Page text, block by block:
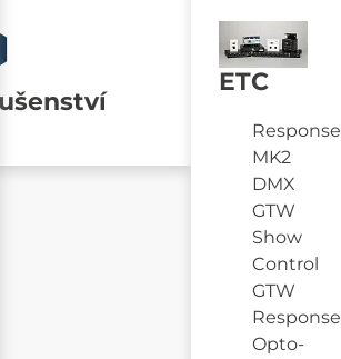
ETC
Response
MK2
DMX
GTW
Show
Control
GTW
Response
Opto-